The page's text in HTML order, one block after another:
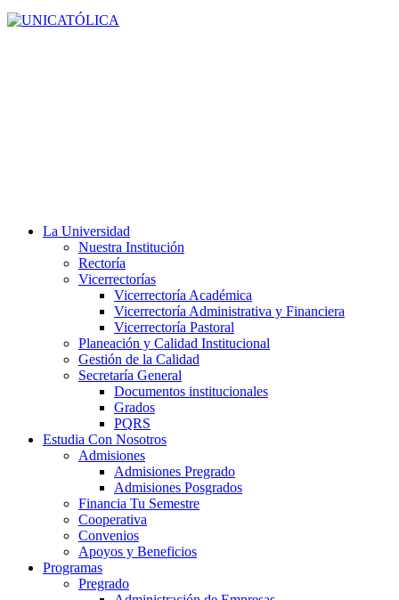
La Universidad
Nuestra Institución
Rectoría
Vicerrectorías
Vicerrectoría Académica
Vicerrectoría Administrativa y Financiera
Vicerrectoría Pastoral
Planeación y Calidad Institucional
Gestión de la Calidad
Secretaría General
Documentos institucionales
Grados
PQRS
Estudia Con Nosotros
Admisiones
Admisiones Pregrado
Admisiones Posgrados
Financia Tu Semestre
Cooperativa
Convenios
Apoyos y Beneficios
Programas
Pregrado